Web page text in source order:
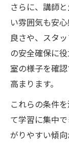
個別
安全性を
個別
個
ト
個別
性
さらに、講師
い雰囲気も安
良さや、スタ
の安全確保に
室の様子を確
高まります。
これらの条件
て学習に集中
がりやすい傾向